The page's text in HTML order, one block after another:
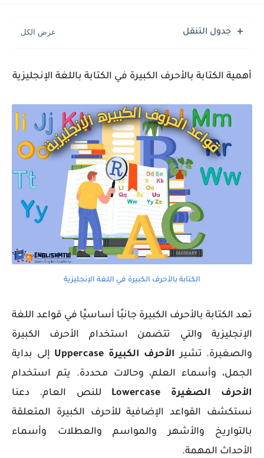
جدول التنقل
أهمية الكتابة بالأحرف الكبيرة في الكتابة باللغة الإنجليزية
الكتابة بالأحرف الكبيرة في اللغة الإنجليزية
تعد الكتابة بالأحرف الكبيرة جانبًا أساسيًا في قواعد اللغة
الإنجليزية والتي تتضمن استخدام الأحرف الكبيرة
والصغيرة. تشير الأحرف الكبيرة Uppercase إلى بداية
الجمل، وأسماء العلم، وحالات محددة. يتم استخدام
الأحرف الصغيرة Lowercase
للنص العام. دعنا
نستكشف القواعد الإضافية للأحرف الكبيرة المتعلقة
بالتواريخ والأشهر والمواسم والعطلات وأسماء
الأحداث المهمة.